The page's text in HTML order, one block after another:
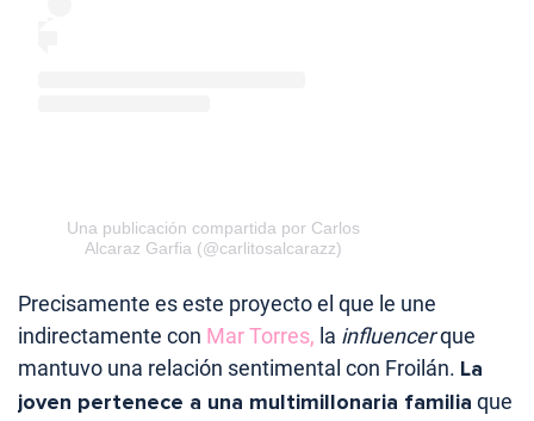
Una publicación compartida por Carlos
Alcaraz Garfia (@carlitosalcarazz)
Precisamente es este proyecto el que le une
indirectamente con Mar Torres, la influencerque
mantuvo una relación sentimental con Froilán. La
joven pertenece a una multimillonaria familia que